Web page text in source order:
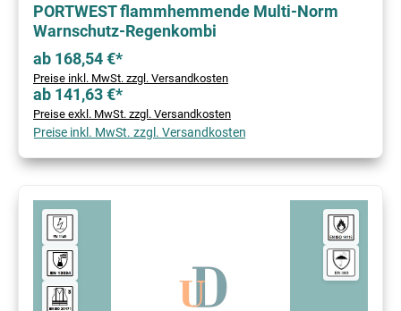
PORTWEST flammhemmende Multi-Norm
Warnschutz-Regenkombi
ab 168,54 €*
Preise inkl. MwSt. zzgl. Versandkosten
ab 141,63 €*
Preise exkl. MwSt. zzgl. Versandkosten
Preise inkl. MwSt. zzgl. Versandkosten